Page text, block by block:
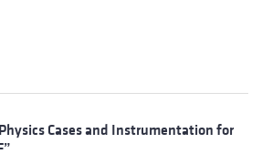
Cases and Instrumentation for